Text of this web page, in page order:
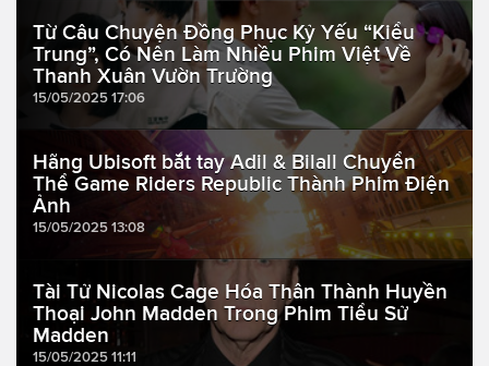
Từ Câu Chuyện Đồng Phục Kỷ Yếu “Kiểu
Trung”, Có Nên Làm Nhiều Phim Việt Về
Thanh Xuân Vườn Trường
15/05/2025 17:06
Hãng Ubisoft bắt tay Adil & Bilall Chuyển
Thể Game Riders Republic Thành Phim Điện
Ảnh
15/05/2025 13:08
Tài Tử Nicolas Cage Hóa Thân Thành Huyền
Thoại John Madden Trong Phim Tiểu Sử
Madden
15/05/2025 11:11